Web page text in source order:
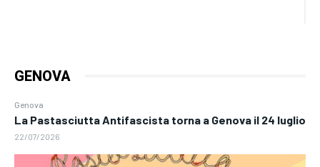
GENOVA
Genova
La Pastasciutta Antifascista torna a Genova il 24 luglio
22/07/2026